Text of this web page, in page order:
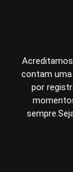
contam
por